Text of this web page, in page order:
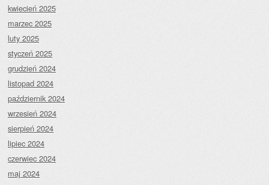
kwiecień 2025
marzec 2025
luty 2025
styczeń 2025
grudzień 2024
listopad 2024
październik 2024
wrzesień 2024
sierpień 2024
lipiec 2024
czerwiec 2024
maj 2024